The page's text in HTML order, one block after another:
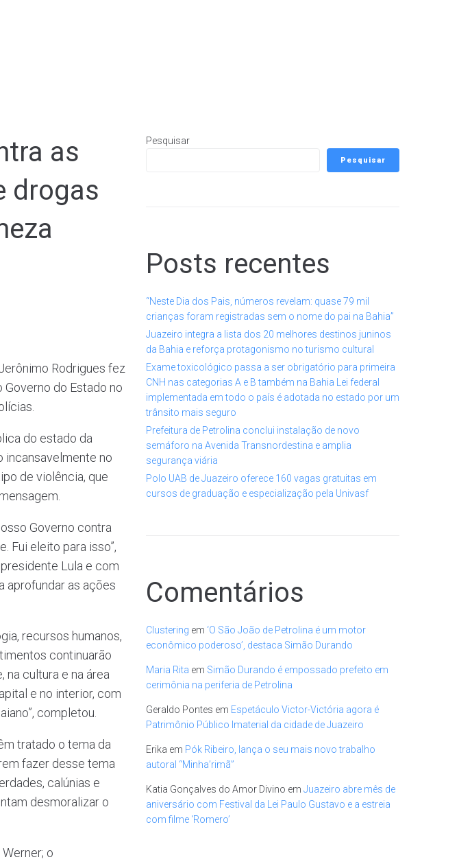
as
drogas
Rodrigues fez
Governo do Estado no
do estado da
incansavelmente no
de violência, que
Governo contra
Fui eleito para isso”,
Lula e com
aprofundar as ações
recursos humanos,
continuarão
cultura e na área
e no interior, com
completou.
tratado o tema da
fazer desse tema
calúnias e
desmoralizar o
o
Pesquisar
Pesquisar
Posts recentes
“Neste Dia dos Pais, números revelam: quase 79 mil
crianças foram registradas sem o nome do pai na Bahia”
Juazeiro integra a lista dos 20 melhores destinos juninos
da Bahia e reforça protagonismo no turismo cultural
Exame toxicológico passa a ser obrigatório para primeira
CNH nas categorias A e B também na Bahia Lei federal
implementada em todo o país é adotada no estado por um
trânsito mais seguro
Prefeitura de Petrolina conclui instalação de novo
semáforo na Avenida Transnordestina e amplia
segurança viária
Polo UAB de Juazeiro oferece 160 vagas gratuitas em
cursos de graduação e especialização pela Univasf
Comentários
Clustering em ‘O São João de Petrolina é um motor
econômico poderoso’, destaca Simão Durando
Maria Rita em Simão Durando é empossado prefeito em
cerimônia na periferia de Petrolina
Geraldo Pontes em Espetáculo Victor-Victória agora é
Patrimônio Público Imaterial da cidade de Juazeiro
Erika em Pók Ribeiro, lança o seu mais novo trabalho
autoral “Minha’rimã”
Katia Gonçalves do Amor Divino em Juazeiro abre mês de
aniversário com Festival da Lei Paulo Gustavo e a estreia
com filme ‘Romero’